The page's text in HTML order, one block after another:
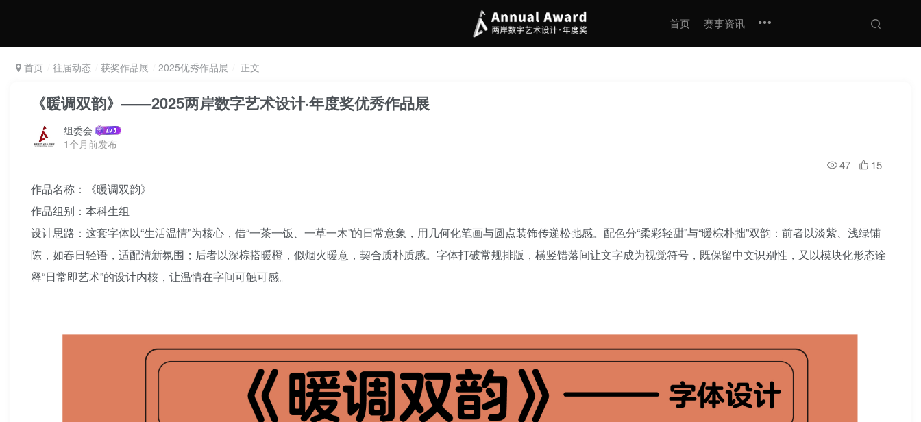
首页 赛事资讯
首页 往届动态 获奖作品展 2025优秀作品展 正文
《暖调双韵》——2025两岸数字艺术设计·年度奖优秀作品展
组委会
1个月前发布
47 15
作品名称：《暖调双韵》
作品组别：本科生组
设计思路：这套字体以“生活温情”为核心，借“一茶一饭、一草一木”的日常意象，用几何化笔画与圆点装饰传递松弛感。配色分“柔彩轻甜”与“暖棕朴拙”双韵：前者以淡紫、浅绿铺
陈，如春日轻语，适配清新氛围；后者以深棕搭暖橙，似烟火暖意，契合质朴质感。字体打破常规排版，横竖错落间让文字成为视觉符号，既保留中文识别性，又以模块化形态诠
释“日常即艺术”的设计内核，让温情在字间可触可感。